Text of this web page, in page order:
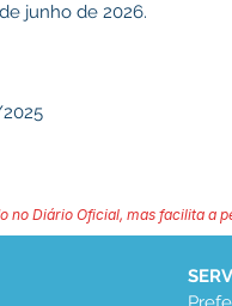
junho de 2026.
no Diário Oficial, mas facilita a